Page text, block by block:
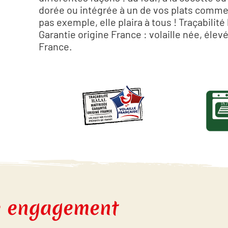
dorée ou intégrée à un de vos plats
pas exemple, elle plaira à tous !
Garantie origine France : volaille née,
France.
1h